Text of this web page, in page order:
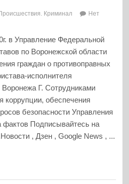
Криминал
Нет
в Управление Федеральной
по Воронежской области
граждан о противоправных
исполнителя
Г. Сотрудниками
коррупции, обеспечения
безопасности Управления
фактов Подписывайтесь на
, Дзен , Google News , ...